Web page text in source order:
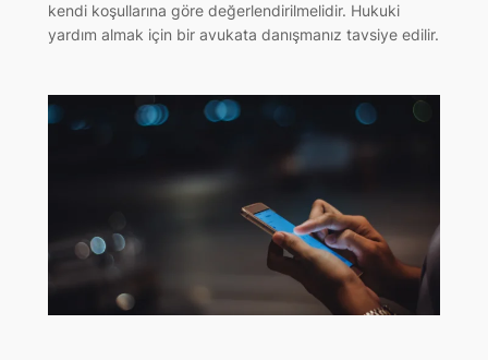
kendi koşullarına göre değerlendirilmelidir. Hukuki
yardım almak için bir avukata danışmanız tavsiye edilir.